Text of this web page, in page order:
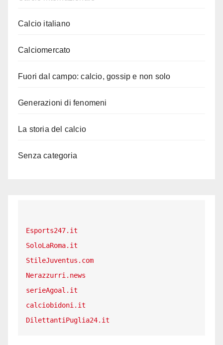
Calcio italiano
Calciomercato
Fuori dal campo: calcio, gossip e non solo
Generazioni di fenomeni
La storia del calcio
Senza categoria
Esports247.it
SoloLaRoma.it
StileJuventus.com
Nerazzurri.news
serieAgoal.it
calciobidoni.it
DilettantiPuglia24.it